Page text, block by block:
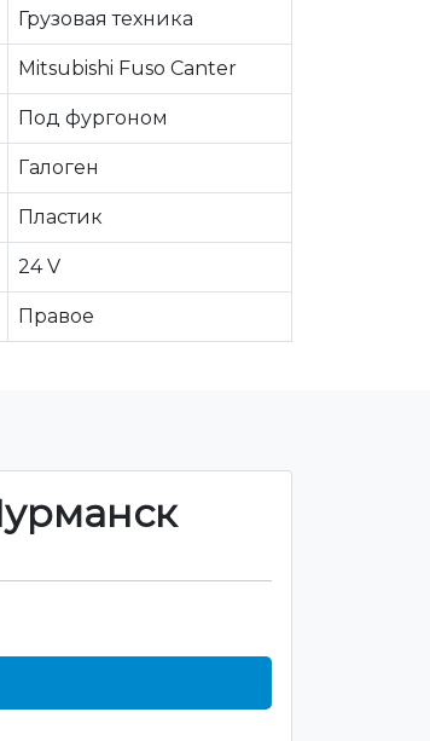
Грузовая техника
Mitsubishi Fuso Canter
Под фургоном
Галоген
Пластик
24 V
Правое